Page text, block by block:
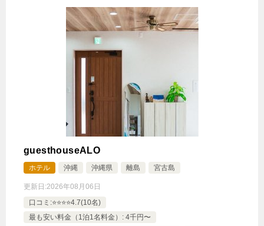
スタンダードダブル
【選べるお部屋と価格】
7,800円スタンダードダブル
guesthouseALO
ホテル 沖縄 沖縄県 離島 宮古島
更新日:2026年08月06日
口コミ:⭐️⭐️⭐️⭐️4.7(10名)
最も安い料金（1泊1名料金）: 4千円〜